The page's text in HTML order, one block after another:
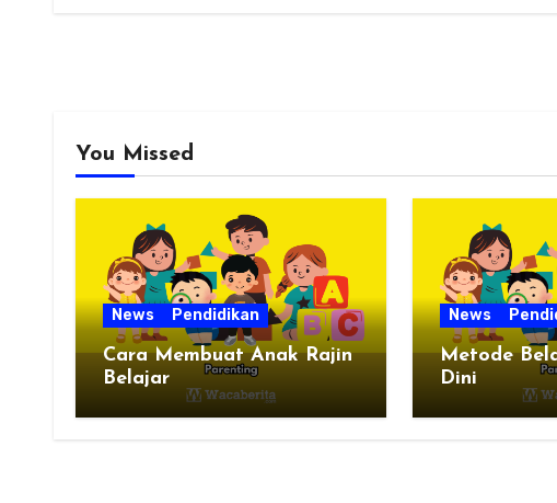
You Missed
News Pendidikan
Cara Membuat Anak Rajin
Belajar
News
Metode
Dini